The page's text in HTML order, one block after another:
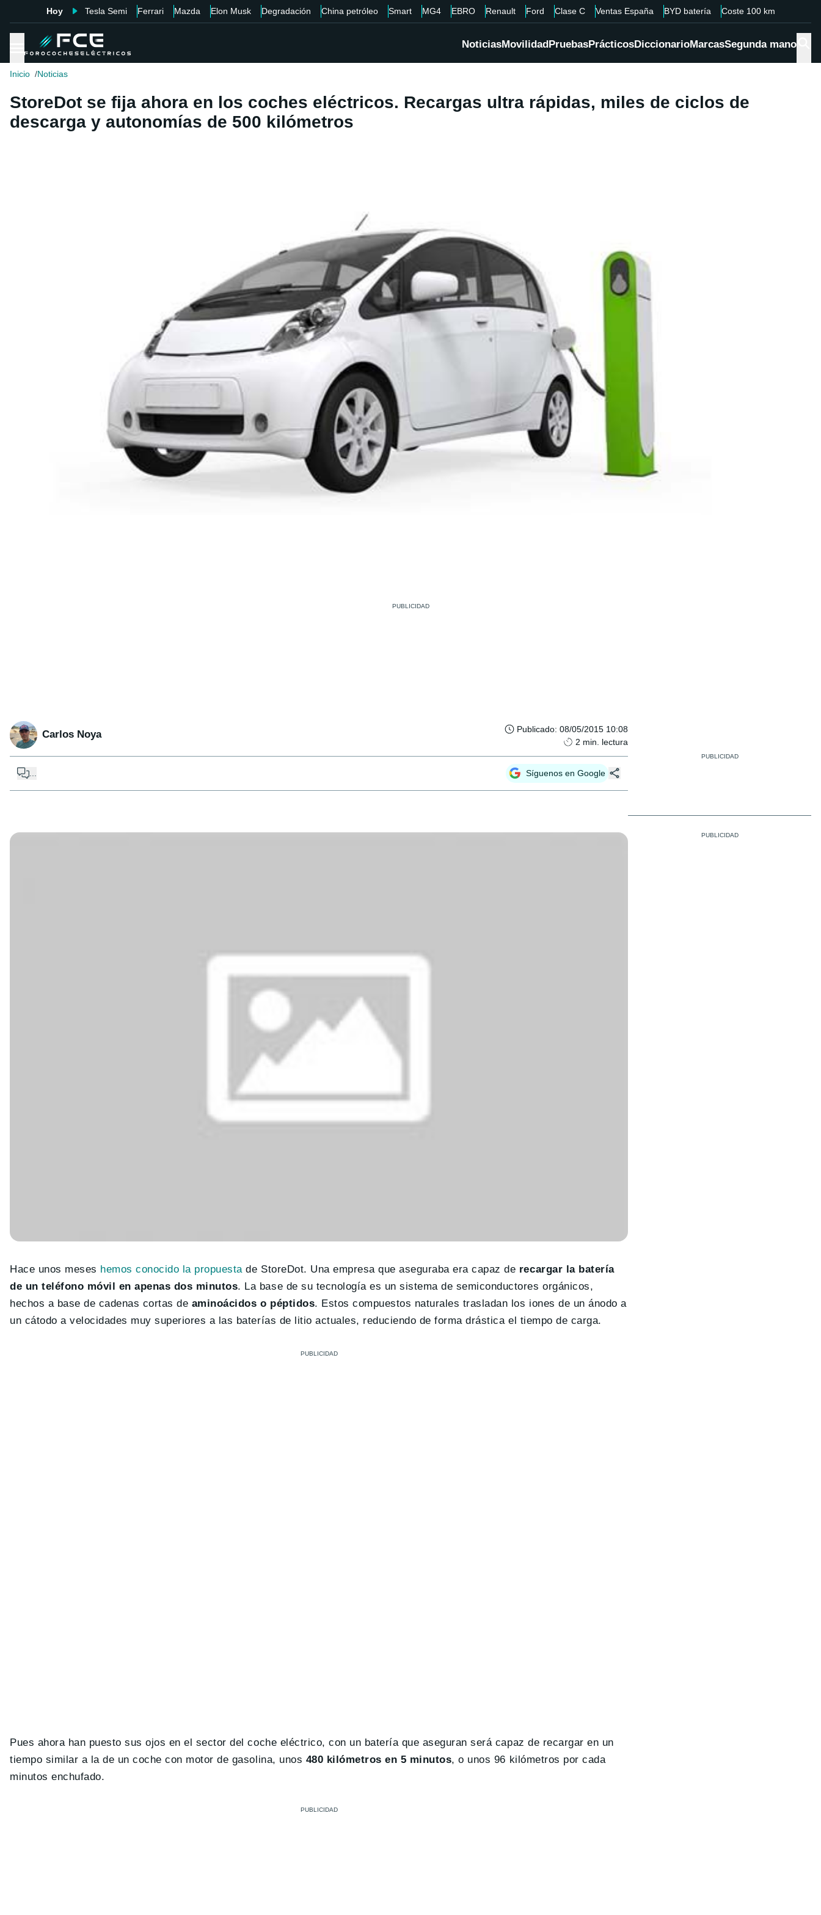
Hoy Tesla Semi Ferrari Mazda Elon Musk Degradación China petróleo Smart MG4 EBRO Renault Ford Clase C Ventas España BYD batería Coste 100 km
NoticiasMovilidadPruebasPrácticosDiccionarioMarcasSegunda mano
Inicio Noticias
StoreDot se fija ahora en los coches eléctricos. Recargas ultra rápidas, miles de ciclos de
descarga y autonomías de 500 kilómetros
Carlos Noya Publicado: 08/05/2015 10:08
2 min. lectura
Síguenos en Google
Hace unos meses hemos conocido la propuesta de StoreDot. Una empresa que aseguraba era capaz de recargar la batería
de un teléfono móvil en apenas dos minutos. La base de su tecnología es un sistema de semiconductores orgánicos,
hechos a base de cadenas cortas de aminoácidos o péptidos. Estos compuestos naturales trasladan los iones de un ánodo a
un cátodo a velocidades muy superiores a las baterías de litio actuales, reduciendo de forma drástica el tiempo de carga.
Pues ahora han puesto sus ojos en el sector del coche eléctrico, con un batería que aseguran será capaz de recargar en un
tiempo similar a la de un coche con motor de gasolina, unos 480 kilómetros en 5 minutos, o unos 96 kilómetros por cada
minutos enchufado.